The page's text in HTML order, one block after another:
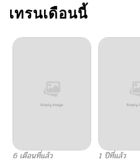
เทรนเดือนนี้
6 เดือนที่แล้ว 1 ปีที่แล้ว